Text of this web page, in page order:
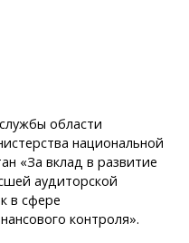
области
национальной
«За вклад в развитие
аудиторской
в сфере
контроля».